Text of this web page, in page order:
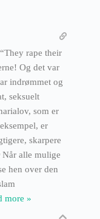
rape their
Og det var
indrømmet og
seksuelt
som er
er
skarpere
alle mulige
hen over den
more »